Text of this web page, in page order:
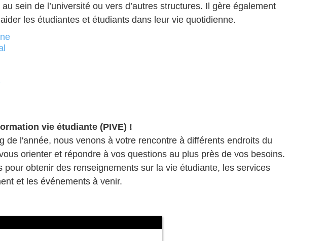
sein de l’université ou vers d’autres structures. Il gère également
les étudiantes et étudiants dans leur vie quotidienne.
vie étudiante (PIVE) !
de l'année, nous venons à votre rencontre à différents endroits du
orienter et répondre à vos questions au plus près de vos besoins.
obtenir des renseignements sur la vie étudiante, les services
et les événements à venir.